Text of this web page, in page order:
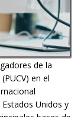
de la
en el
Unidos y